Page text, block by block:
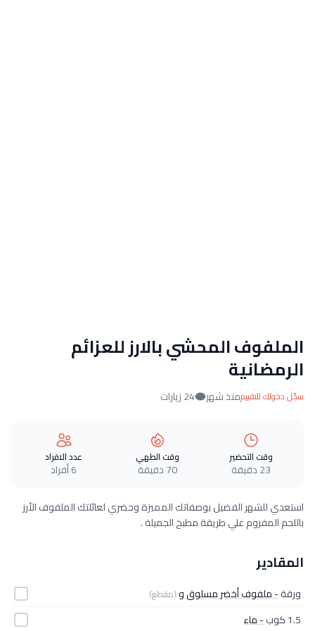
الملفوف المحشي بالارز للعزائم
الرمضانية
سجّل دخولك للتقييممنذ شهر 24 زيارات
وقت التحضير
23 دقيقة
وقت الطهي
70 دقيقة
عدد الافراد
6 أفراد
استعدي للشهر الفضيل بوصفاتك المميزة وحضري لعائلتك الملفوف الأرز
باللحم المفروم علي طريقة مطبخ الجميلة .
المقادير
ورقة- ملفوف أخضر مسلوق و(مقطع)
1.5 كوب - ماء